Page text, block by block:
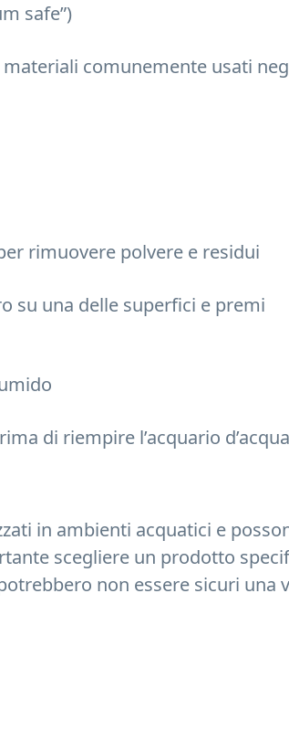
safe”)
comunemente usati
rimuovere polvere e residui
su una delle superfici e premi
di riempire l’acquario d’acqua
in ambienti acquatici e
scegliere un prodotto
non essere sicuri una